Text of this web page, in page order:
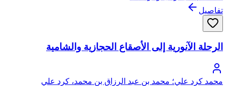
تفاصيل
الرحلة الآنورية إلى الأصقاع الحجازية والشامية
محمد كرد علي؛ محمد بن عبد الرزاق بن محمد، كرد علي